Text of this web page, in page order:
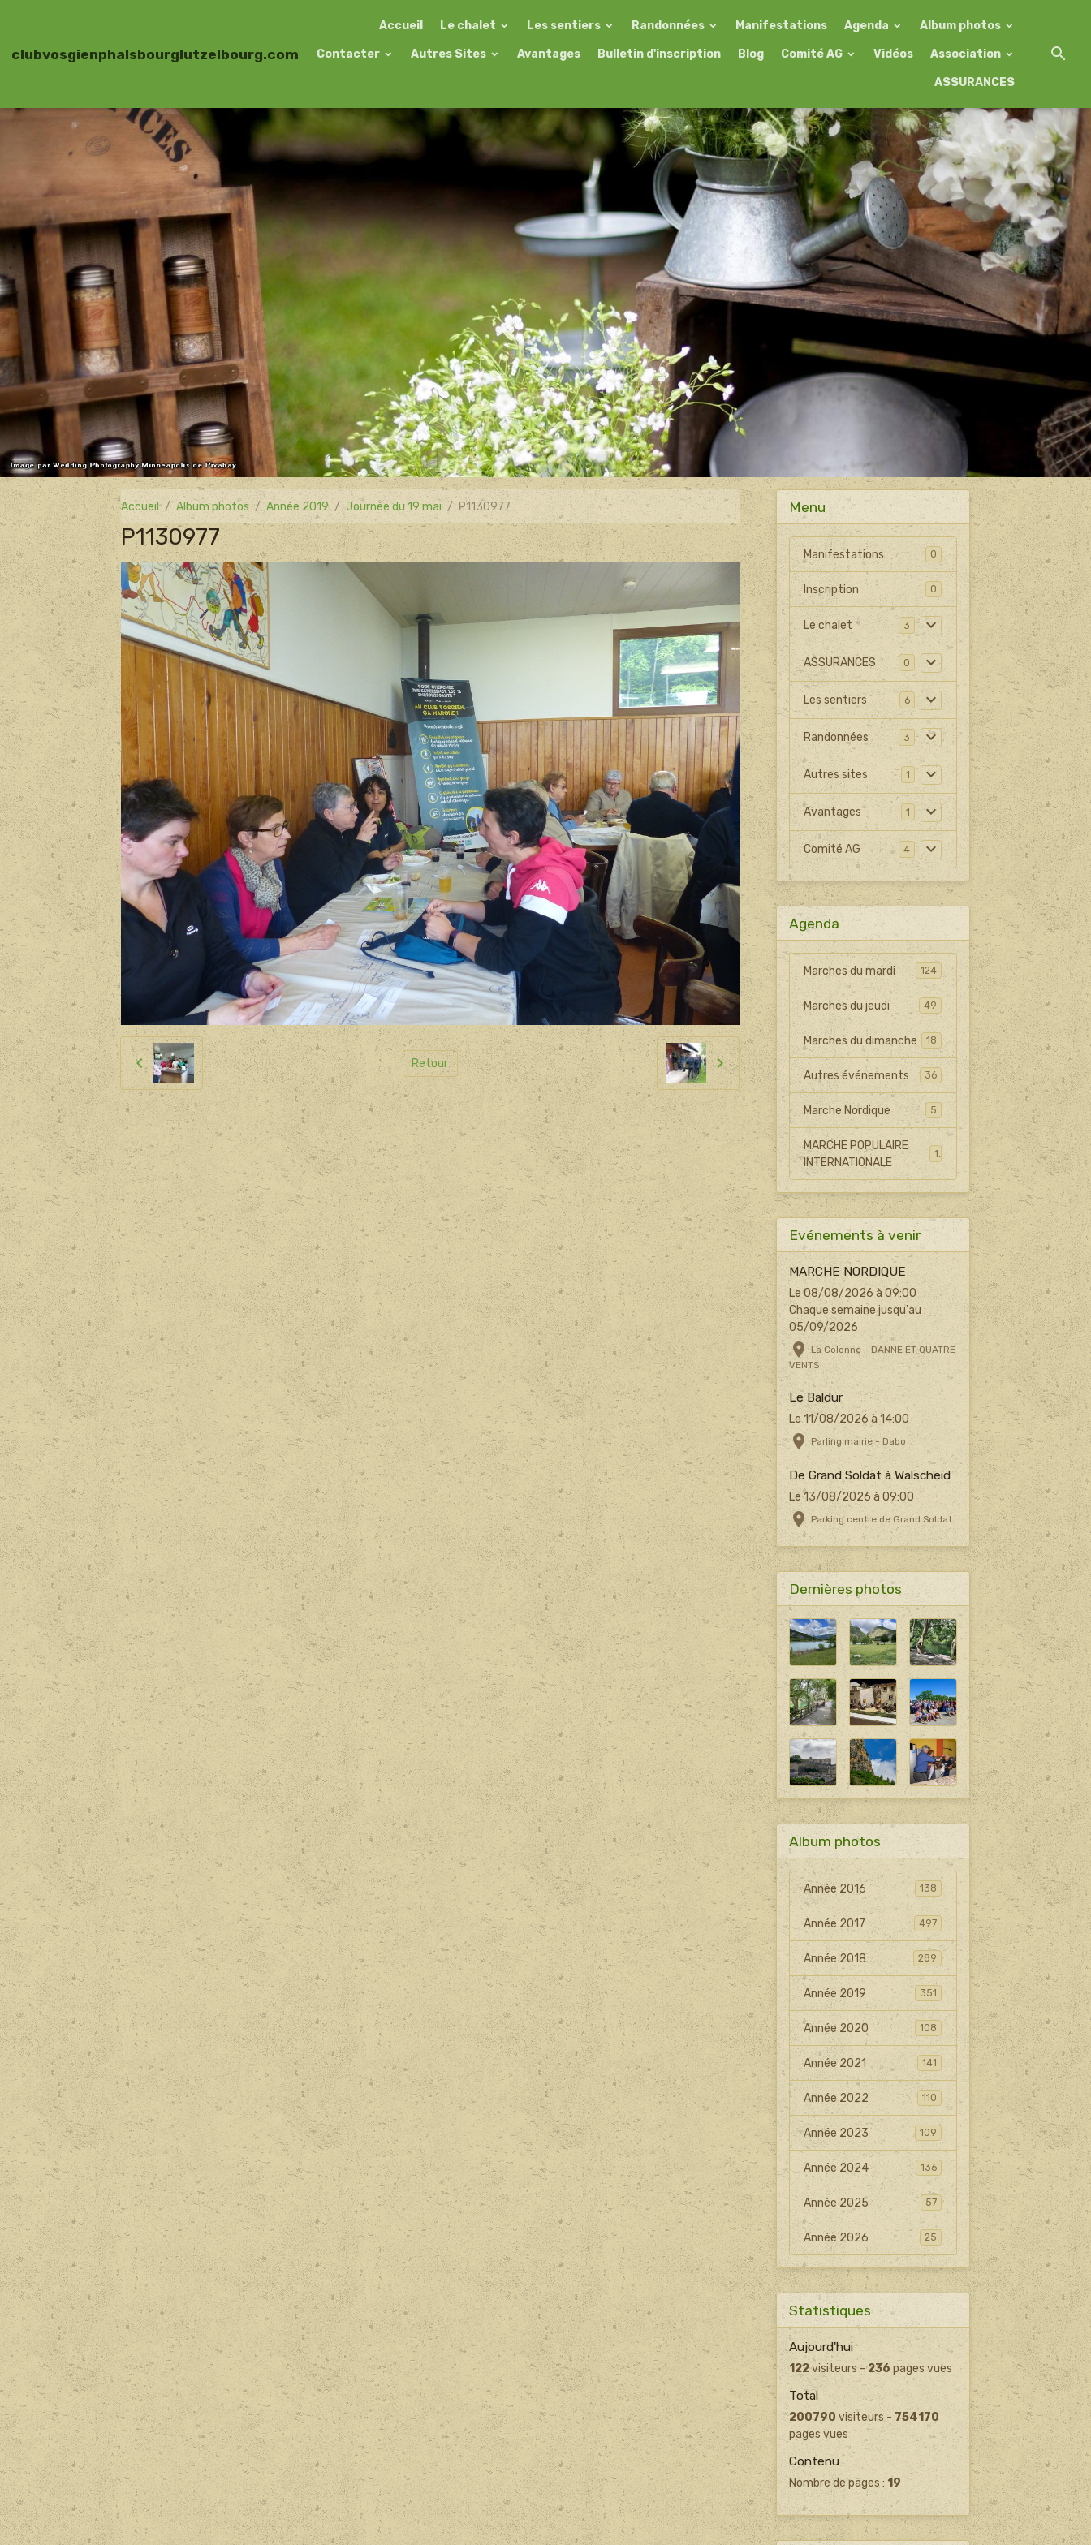
clubvosgienphalsbourglutzelbourg.com
Accueil Le chalet Les sentiers Randonnées Manifestations Agenda Album photos
Contacter Autres Sites Avantages Bulletin d'inscription Blog Comité AG Vidéos Association
ASSURANCES
Accueil Album photos Année 2019 Journée du 19 mai P1130977
P1130977
Retour
Menu
Manifestations 0
Inscription 0
Le chalet 3
ASSURANCES 0
Les sentiers 6
Randonnées 3
Autres sites 1
Avantages 1
Comité AG 4
Agenda
Marches du mardi 124
Marches du jeudi 49
Marches du dimanche 18
Autres événements 36
Marche Nordique 5
MARCHE POPULAIRE
INTERNATIONALE
Evénements à venir
MARCHE NORDIQUE
Le 08/08/2026 à 09:00
Chaque semaine jusqu'au :
05/09/2026
La Colonne - DANNE ET QUATRE
VENTS
Le Baldur
Le 11/08/2026 à 14:00
Parling mairie - Dabo
De Grand Soldat à Walscheid
Le 13/08/2026 à 09:00
Parking centre de Grand Soldat
Dernières photos
Album photos
Année 2016 138
Année 2017 497
Année 2018 289
Année 2019 351
Année 2020 108
Année 2021 141
Année 2022 110
Année 2023 109
Année 2024 136
Année 2025 57
Année 2026 25
Statistiques
Aujourd'hui
122visiteurs -236 pages vues
Total
200790visiteurs -754170
pages vues
Contenu
Nombre de pages : 19